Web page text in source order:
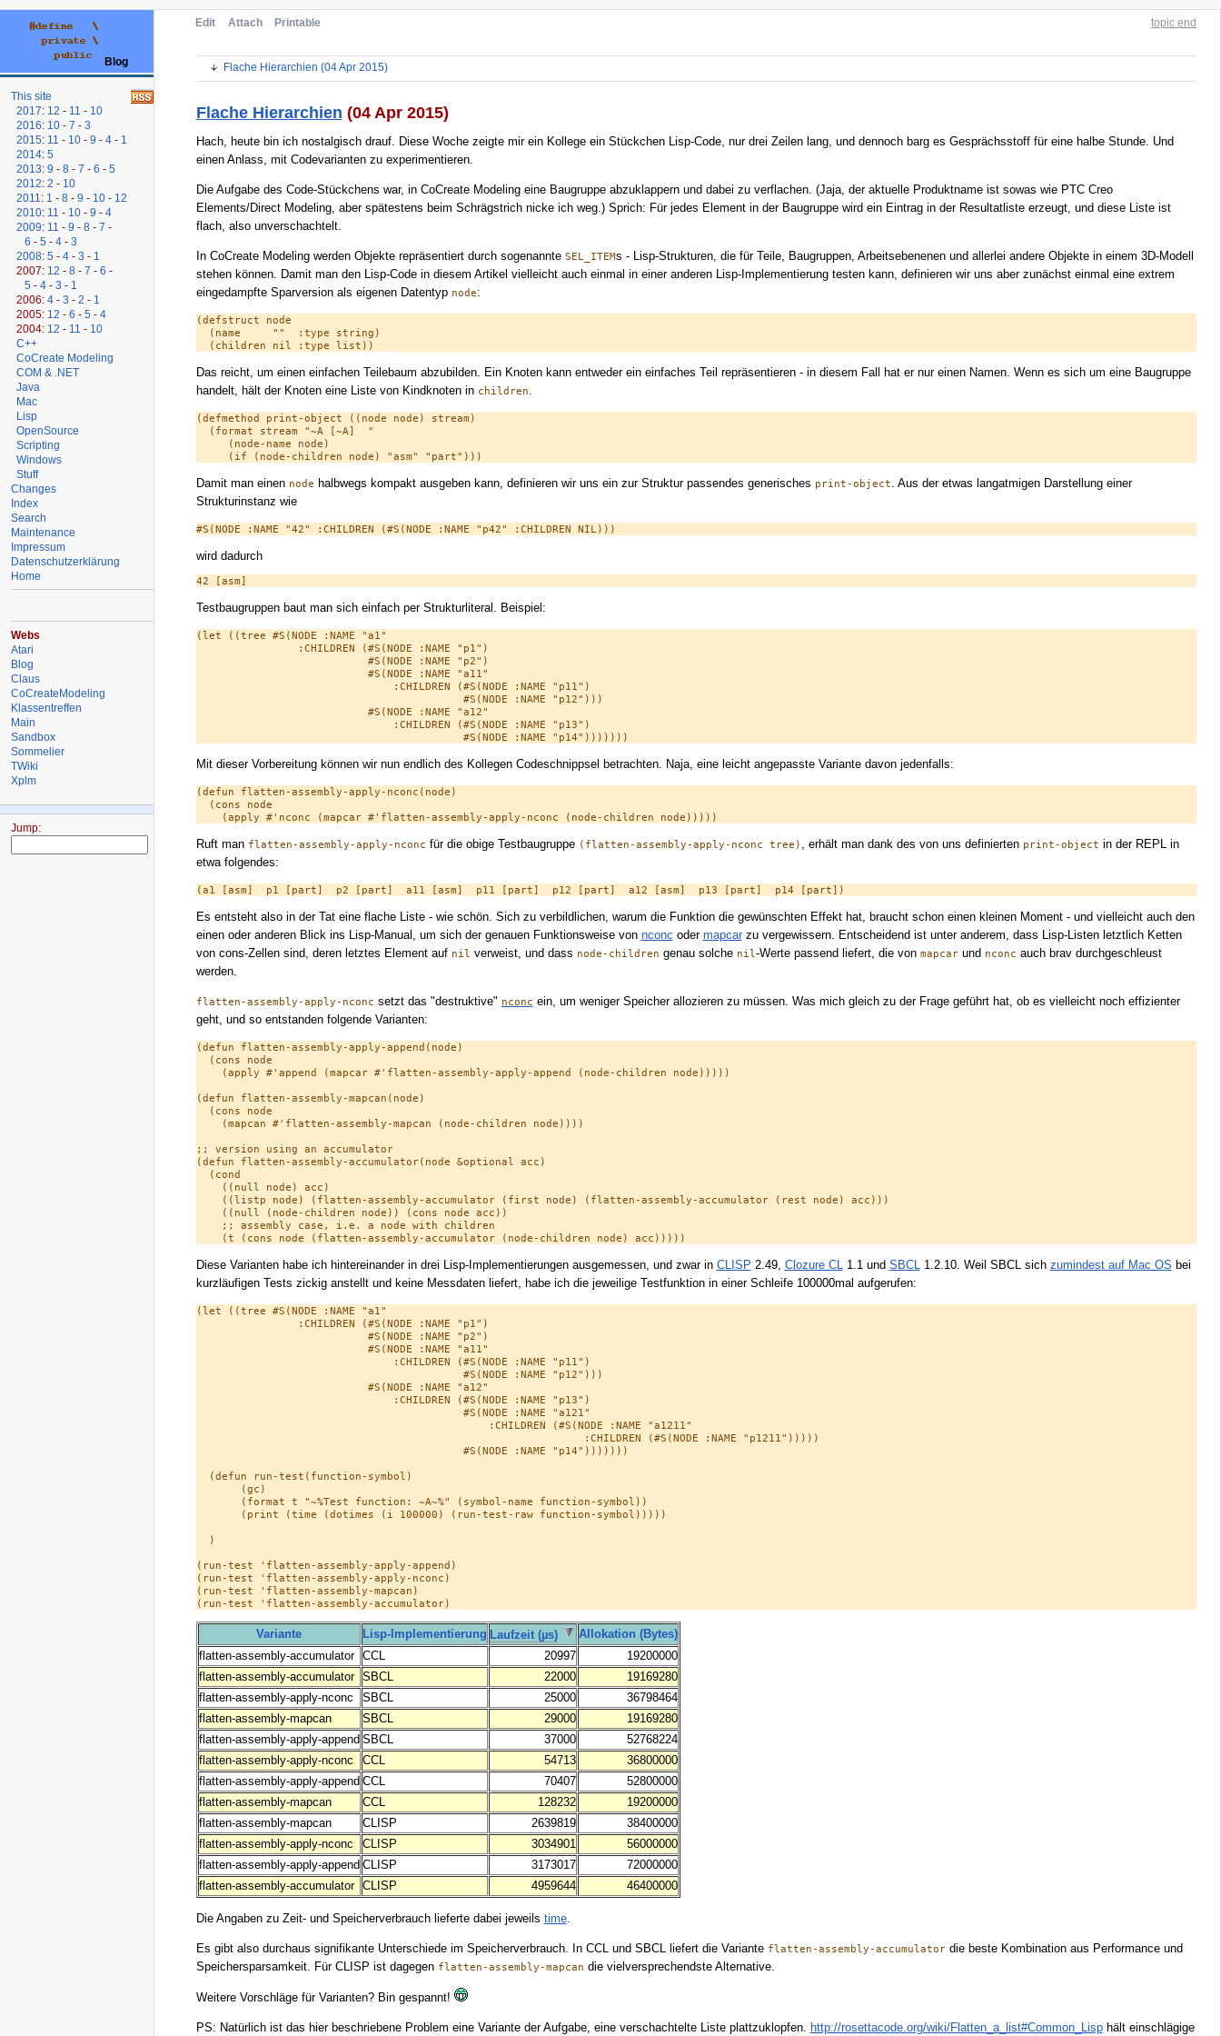
Edit Attach Printable topic end
Flache Hierarchien (04 Apr 2015)
Flache Hierarchien (04 Apr 2015)
Hach, heute bin ich nostalgisch drauf. Diese Woche zeigte mir ein Kollege ein Stückchen Lisp-Code, nur drei Zeilen lang, und dennoch barg es Gesprächsstoff für eine halbe Stunde. Und
einen Anlass, mit Codevarianten zu experimentieren.
Die Aufgabe des Code-Stückchens war, in CoCreate Modeling eine Baugruppe abzuklappern und dabei zu verflachen. (Jaja, der aktuelle Produktname ist sowas wie PTC Creo
Elements/Direct Modeling, aber spätestens beim Schrägstrich nicke ich weg.) Sprich: Für jedes Element in der Baugruppe wird ein Eintrag in der Resultatliste erzeugt, und diese Liste ist
flach, also unverschachtelt.
In CoCreate Modeling werden Objekte repräsentiert durch sogenannte SEL_ITEMs - Lisp-Strukturen, die für Teile, Baugruppen, Arbeitsebenenen und allerlei andere Objekte in einem 3D-Modell
stehen können. Damit man den Lisp-Code in diesem Artikel vielleicht auch einmal in einer anderen Lisp-Implementierung testen kann, definieren wir uns aber zunächst einmal eine extrem
eingedampfte Sparversion als eigenen Datentyp node:
(defstruct node
  (name     ""  :type string)
Das reicht, um einen einfachen Teilebaum abzubilden. Ein Knoten kann entweder ein einfaches Teil repräsentieren - in diesem Fall hat er nur einen Namen. Wenn es sich um eine Baugruppe
handelt, hält der Knoten eine Liste von Kindknoten in children
(defmethod print-object ((node node) stream)
  (format stream "~A [~A]  "
     (node-name node)
Damit man einen node halbwegs kompakt ausgeben kann, definieren wir uns ein zur Struktur passendes generisches print-object
. Aus der etwas langatmigen Darstellung einer
Strukturinstanz wie
wird dadurch
Testbaugruppen baut man sich einfach per Strukturliteral. Beispiel:
(let ((tree #S(NODE :NAME "a1"
                :CHILDREN (#S(NODE :NAME "p1")
                           #S(NODE :NAME "p2")
                           #S(NODE :NAME "a11"
                               :CHILDREN (#S(NODE :NAME "p11")
                                          #S(NODE :NAME "p12")))
                           #S(NODE :NAME "a12"
                               :CHILDREN (#S(NODE :NAME "p13")
Mit dieser Vorbereitung können wir nun endlich des Kollegen Codeschnippsel betrachten. Naja, eine leicht angepasste Variante davon jedenfalls:
(defun flatten-assembly-apply-nconc(node)
  (cons node
Ruft man flatten-assembly-apply-nconc für die obige Testbaugruppe (flatten-assembly-apply-nconc tree) , erhält man dank des von uns definierten print-object in der REPL in
etwa folgendes:
Es entsteht also in der Tat eine flache Liste - wie schön. Sich zu verbildlichen, warum die Funktion die gewünschten Effekt hat, braucht schon einen kleinen Moment - und vielleicht auch den
einen oder anderen Blick ins Lisp-Manual, um sich der genauen Funktionsweise von nconc oder mapcarzu vergewissern. Entscheidend ist unter anderem, dass Lisp-Listen letztlich Ketten
von cons-Zellen sind, deren letztes Element auf nil verweist, und dass node-children genau solche nil -Werte passend liefert, die von mapcarund nconc auch brav durchgeschleust
werden.
flatten-assembly-apply-nconc setzt das "destruktive" nconc ein, um weniger Speicher allozieren zu müssen. Was mich gleich zu der Frage geführt hat, ob es vielleicht noch effizienter
geht, und so entstanden folgende Varianten:
(defun flatten-assembly-apply-append(node)
  (cons node
    (apply #'append (mapcar #'flatten-assembly-apply-append (node-children node)))))
(defun flatten-assembly-mapcan(node)
  (cons node
    (mapcan #'flatten-assembly-mapcan (node-children node))))
;; version using an accumulator
(defun flatten-assembly-accumulator(node &optional acc)
  (cond
    ((null node) acc)
    ((listp node) (flatten-assembly-accumulator (first node) (flatten-assembly-accumulator (rest node) acc)))
    ((null (node-children node)) (cons node acc))
    ;; assembly case, i.e. a node with children
Diese Varianten habe ich hintereinander in drei Lisp-Implementierungen ausgemessen, und zwar in CLISP 2.49, Clozure CL1.1 und SBCL1.2.10. Weil SBCL sich zumindest auf Mac OS bei
kurzläufigen Tests zickig anstellt und keine Messdaten liefert, habe ich die jeweilige Testfunktion in einer Schleife 100000mal aufgerufen:
(let ((tree #S(NODE :NAME "a1"
                :CHILDREN (#S(NODE :NAME "p1")
                           #S(NODE :NAME "p2")
                           #S(NODE :NAME "a11"
                               :CHILDREN (#S(NODE :NAME "p11")
                                          #S(NODE :NAME "p12")))
                           #S(NODE :NAME "a12"
                               :CHILDREN (#S(NODE :NAME "p13")
                                          #S(NODE :NAME "a121"
                                              :CHILDREN (#S(NODE :NAME "a1211"
                                                             :CHILDREN (#S(NODE :NAME "p1211")))))
                                          #S(NODE :NAME "p14")))))))
  (defun run-test(function-symbol)
       (gc)
       (format t "~%Test function: ~A~%" (symbol-name function-symbol))
       (print (time (dotimes (i 100000) (run-test-raw function-symbol)))))
  )
(run-test 'flatten-assembly-apply-append)
(run-test 'flatten-assembly-apply-nconc)
(run-test 'flatten-assembly-mapcan)
Variante Lisp-Implementierung Laufzeit (µs)
Allokation (Bytes)
flatten-assembly-accumulator
CCL 20997
19200000
flatten-assembly-accumulator
SBCL 22000
19169280
flatten-assembly-apply-nconc
SBCL 25000
36798464
flatten-assembly-mapcan
SBCL 29000
19169280
flatten-assembly-apply-append SBCL 37000
52768224
flatten-assembly-apply-nconc
CCL 54713
36800000
flatten-assembly-apply-append CCL 70407
52800000
flatten-assembly-mapcan
CCL 128232
19200000
flatten-assembly-mapcan
CLISP 2639819
38400000
flatten-assembly-apply-nconc
CLISP 3034901
56000000
flatten-assembly-apply-append CLISP 3173017
72000000
flatten-assembly-accumulator
CLISP 4959644 46400000
Die Angaben zu Zeit- und Speicherverbrauch lieferte dabei jeweils time.
Es gibt also durchaus signifikante Unterschiede im Speicherverbrauch. In CCL und SBCL liefert die Variante flatten-assembly-accumulatordie beste Kombination aus Performance und
Speichersparsamkeit. Für CLISP ist dagegen flatten-assembly-mapcan die vielversprechendste Alternative.
Weitere Vorschläge für Varianten? Bin gespannt!
PS: Natürlich ist das hier beschriebene Problem eine Variante der Aufgabe, eine verschachtelte Liste plattzuklopfen. http://rosettacode.org/wiki/Flatten_a_list#Common_Lisphält einschlägige
Blog
This site
2017: 12 - 11 - 10
2016: 10 -7 -3
2015: 11 - 10 -9 -4 - 1
2014:5
2013:9 -8 -7 -6 -5
2012:2 - 10
2011 : 1 -8 -9 - 10 - 12
2010: 11 - 10 -9 -4
2009: 11 -9 -8 -7 -
6 -5 -4 -3
2008:5 -4 -3 - 1
2007: 12 -8 -7 -6 -
5 -4 -3 - 1
2006:4 -3 -2 - 1
2005: 12 -6 -5 -4
2004: 12 - 11 - 10
C++
CoCreate Modeling
COM & .NET
Java
Mac
Lisp
OpenSource
Scripting
Windows
Stuff
Changes
Index
Search
Maintenance
Impressum
Datenschutzerklärung
Home
Webs
Atari
Blog
Claus
CoCreateModeling
Klassentreffen
Main
Sandbox
Sommelier
TWiki
Xplm
Jump: